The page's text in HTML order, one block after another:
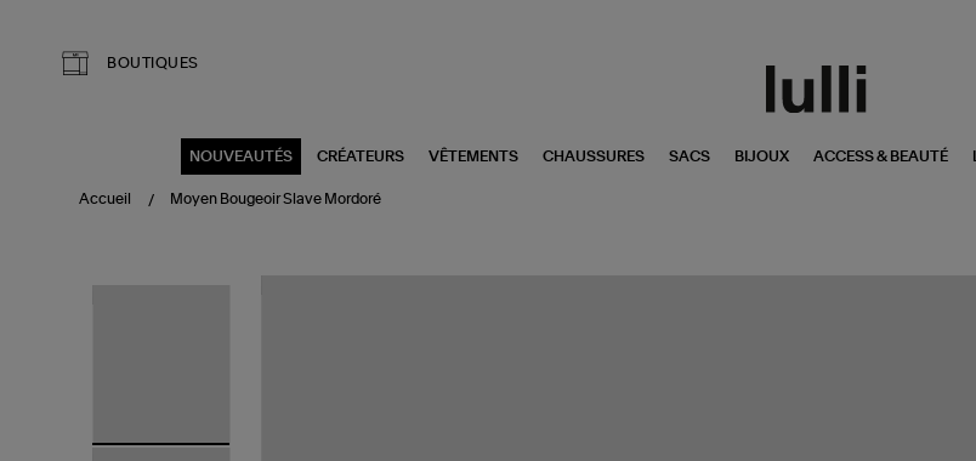
BOUTIQUES
NOUVEAUTÉS CRÉATEURS VÊTEMENTS CHAUSSURES SACS BIJOUX ACCESS & BEAUTÉ
Accueil Moyen Bougeoir Slave Mordoré